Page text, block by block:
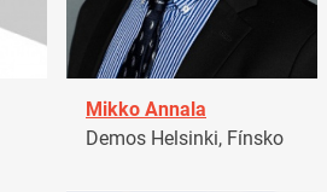
Mikko Annala
Demos Helsinki, Fínsko